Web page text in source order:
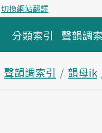
切換網站翻譯
分類索引 聲韻調
聲韻調索引 韻母ik